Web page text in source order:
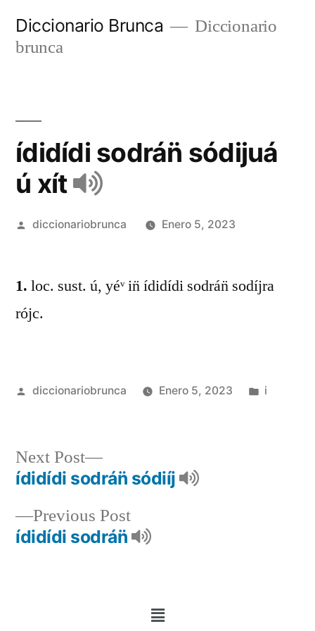
Diccionario Brunca
Diccionario
brunca
ídidídi sodrán̈ sódijuá
ú xít
diccionariobrunca Enero 5, 2023
1. loc. sust. ú, yéᵛ in̈ ídidídi sodrán̈ sodíjra
rójc.
diccionariobrunca Enero 5, 2023 i
Previous Post
ídidídi sodrán̈
Next Post
ídidídi sodrán̈ sódiíj